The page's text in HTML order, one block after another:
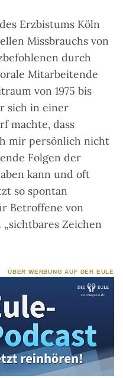
Erzbistums Köln
Missbrauchs von
durch
Mitarbeitende
von 1975 bis
sich in einer
machte, dass
mir persönlich nicht
Folgen der
kann und oft
so spontan
Betroffene von
Zeichen
ÜBER WERBUNG AUF DER EULE